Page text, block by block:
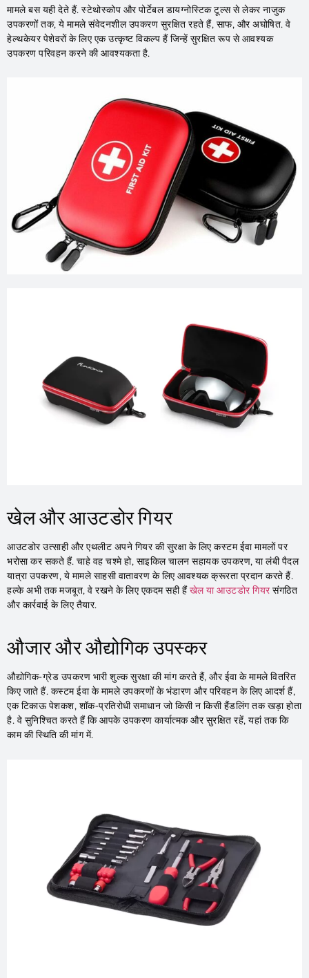
मामले बस यही देते हैं. स्टेथोस्कोप और पोर्टेबल डायग्नोस्टिक टूल्स से लेकर नाजुक
उपकरणों तक, ये मामले संवेदनशील उपकरण सुरक्षित रहते हैं, साफ, और अघोषित. वे
हेल्थकेयर पेशेवरों के लिए एक उत्कृष्ट विकल्प हैं जिन्हें सुरक्षित रूप से आवश्यक
उपकरण परिवहन करने की आवश्यकता है.
खेल और आउटडोर गियर
आउटडोर उत्साही और एथलीट अपने गियर की सुरक्षा के लिए कस्टम ईवा मामलों पर
भरोसा कर सकते हैं. चाहे वह चश्मे हो, साइकिल चालन सहायक उपकरण, या लंबी पैदल
यात्रा उपकरण, ये मामले साहसी वातावरण के लिए आवश्यक क्रूरता प्रदान करते हैं.
हल्के अभी तक मजबूत, वे रखने के लिए एकदम सही हैंखेल या आउटडोर गियरसंगठित
और कार्रवाई के लिए तैयार.
औजार और औद्योगिक उपस्कर
औद्योगिक-ग्रेड उपकरण भारी शुल्क सुरक्षा की मांग करते हैं, और ईवा के मामले वितरित
किए जाते हैं. कस्टम ईवा के मामले उपकरणों के भंडारण और परिवहन के लिए आदर्श हैं,
एक टिकाऊ पेशकश, शॉक-प्रतिरोधी समाधान जो किसी न किसी हैंडलिंग तक खड़ा होता
है. वे सुनिश्चित करते हैं कि आपके उपकरण कार्यात्मक और सुरक्षित रहें, यहां तक ​​कि
काम की स्थिति की मांग में.